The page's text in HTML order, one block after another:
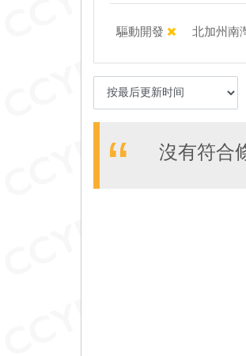
驅動開發 北加州南
沒有符合